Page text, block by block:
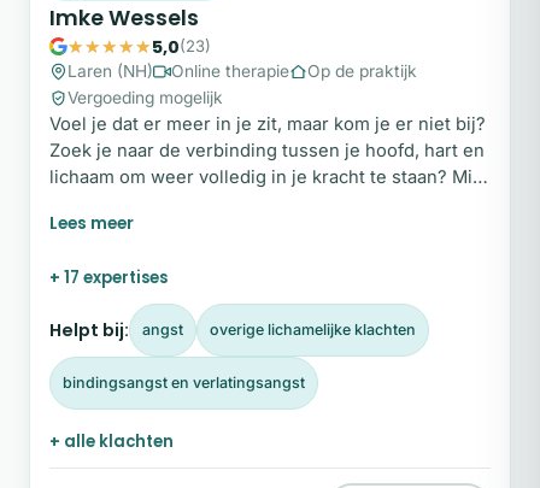
Imke Wessels
5,0(23)
Laren (NH)
Online therapie
Op de praktijk
Vergoeding mogelijk
Voel je dat er meer in je zit, maar kom je er niet bij?
Zoek je naar de verbinding tussen je hoofd, hart en
lichaam om weer volledig in je kracht te staan? Mijn
passie op het bevorderen van welzijn. Ik geloof dat
wanneer ze volledig met elkaar in verbinding staan.
+ 17 expertises
Helpt bij: angst overige lichamelijke klachten
bindingsangst en verlatingsangst
+ alle klachten